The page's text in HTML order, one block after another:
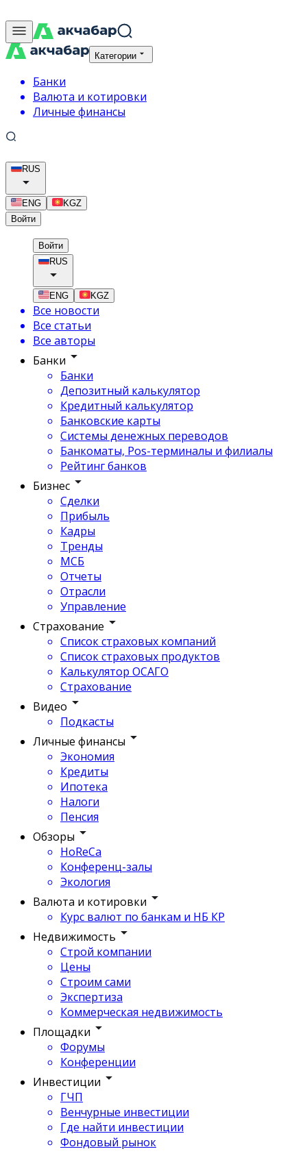
Категории
Банки
Валюта и котировки
Личные финансы
RUS
ENG
KGZ
Войти
Войти
RUS
ENG KGZ
Все новости
Все статьи
Все авторы
Банки
Банки
Депозитный калькулятор
Кредитный калькулятор
Банковские карты
Системы денежных переводов
Банкоматы, Pos-терминалы и филиалы
Рейтинг банков
Бизнес
Сделки
Прибыль
Кадры
Тренды
МСБ
Отчеты
Отрасли
Управление
Страхование
Список страховых компаний
Список страховых продуктов
Калькулятор ОСАГО
Страхование
Видео
Подкасты
Личные финансы
Экономия
Кредиты
Ипотека
Налоги
Пенсия
Обзоры
HoReCa
Конференц-залы
Экология
Валюта и котировки
Курс валют по банкам и НБ КР
Недвижимость
Строй компании
Цены
Строим сами
Экспертиза
Коммерческая недвижимость
Площадки
Форумы
Конференции
Инвестиции
ГЧП
Венчурные инвестиции
Где найти инвестиции
Фондовый рынок